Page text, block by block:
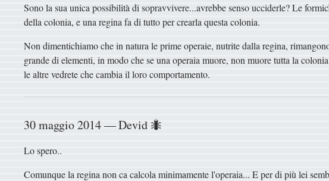
Sono la sua unica possibilità di sopravvivere...avrebbe senso ucciderle? Le
della colonia, e una regina fa di tutto per crearla questa colonia.
Non dimentichiamo che in natura le prime operaie, nutrite dalla regina,
grande di elementi, in modo che se una operaia muore, non muore tutta la
le altre vedrete che cambia il loro comportamento.
30 maggio 2014 — Devid 🐜
Lo spero..
Comunque la regina non ca calcola minimamente l'operaia... E per di più lei